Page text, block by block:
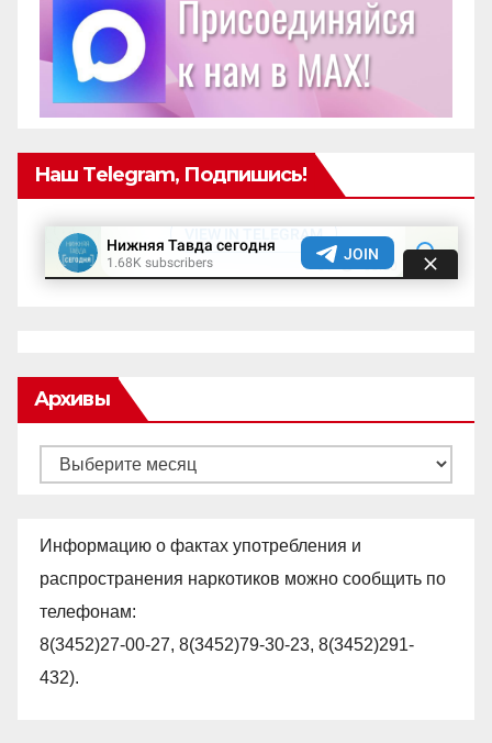
Наш Telegram, Подпишись!
Архивы
Архивы
Информацию о фактах употребления и
распространения наркотиков можно сообщить по
телефонам:
8(3452)27-00-27, 8(3452)79-30-23, 8(3452)291-
432).